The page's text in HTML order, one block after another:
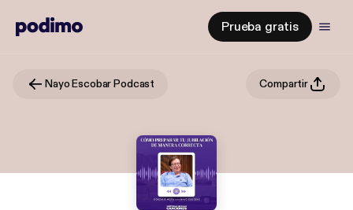
Prueba gratis
Nayo Escobar Podcast Compartir